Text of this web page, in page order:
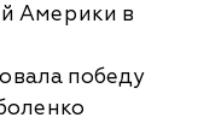
Америки в
победу